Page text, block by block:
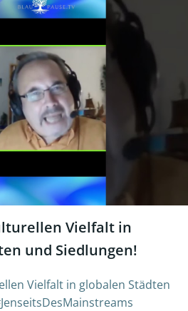
Vielfalt in
und Siedlungen!
Vielfalt in globalen Städten